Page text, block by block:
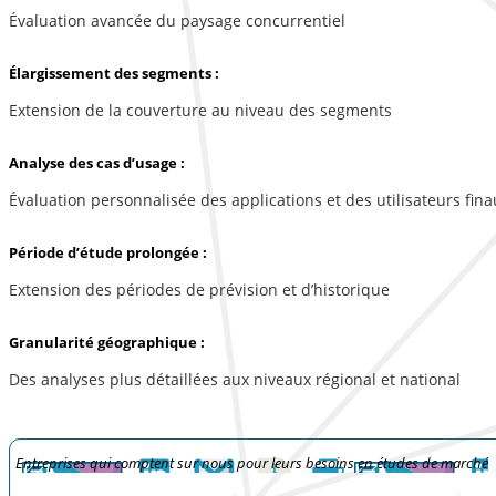
Évaluation avancée du paysage concurrentiel
Élargissement des segments :
Extension de la couverture au niveau des segments
Analyse des cas d’usage :
Évaluation personnalisée des applications et des utilisateurs
Période d’étude prolongée :
Extension des périodes de prévision et d’historique
Granularité géographique :
Des analyses plus détaillées aux niveaux régional et national
Entreprises qui comptent sur nous pour leurs besoins en études de marché